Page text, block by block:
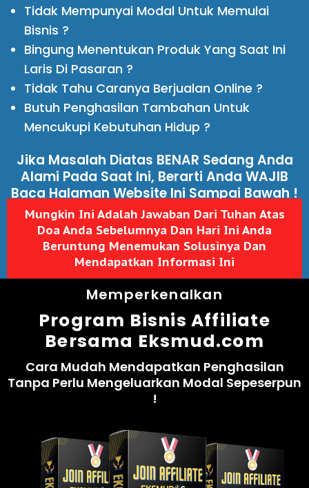
Tidak Mempunyai Modal Untuk Memulai
Bisnis ?
Bingung Menentukan Produk Yang Saat Ini
Laris Di Pasaran ?
Tidak Tahu Caranya Berjualan Online ?
Butuh Penghasilan Tambahan Untuk
Mencukupi Kebutuhan Hidup ?
Jika Masalah Diatas BENAR Sedang Anda
Alami Pada Saat Ini, Berarti Anda WAJIB
Baca Halaman Website Ini Sampai Bawah !
Mungkin Ini Adalah Jawaban Dari Tuhan Atas
Doa Anda Sebelumnya Dan Hari Ini Anda
Beruntung Menemukan Solusinya Dan
Mendapatkan Informasi Ini
Memperkenalkan
Program Bisnis Affiliate
Bersama Eksmud.com
Cara Mudah Mendapatkan Penghasilan
Tanpa Perlu Mengeluarkan Modal Sepeserpun
!